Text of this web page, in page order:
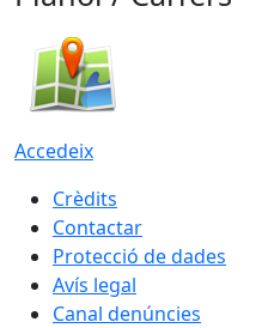
Accedeix
Crèdits
Contactar
Protecció de dades
Avís legal
Canal denúncies